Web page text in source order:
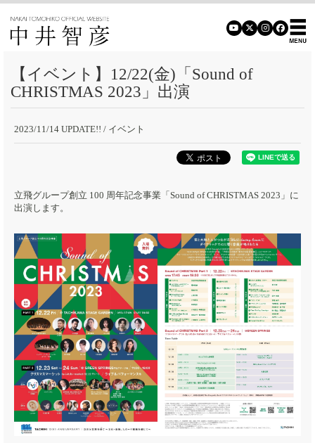
【イベント】12/22(金)「Sound of
CHRISTMAS 2023」出演
2023/11/14 UPDATE!! / イベント
立飛グループ創立 100 周年記念事業「Sound of CHRISTMAS 2023」に
出演します。